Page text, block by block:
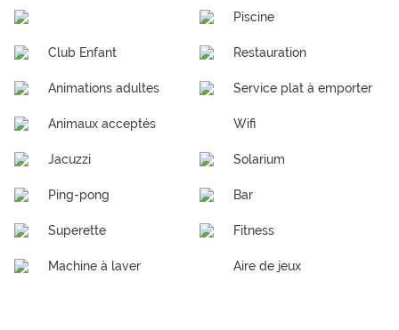
Piscine
Club Enfant Restauration
Animations adultes Service plat à emporter
Animaux acceptés Wifi
Jacuzzi Solarium
Ping-pong Bar
Superette Fitness
Machine à laver Aire de jeux